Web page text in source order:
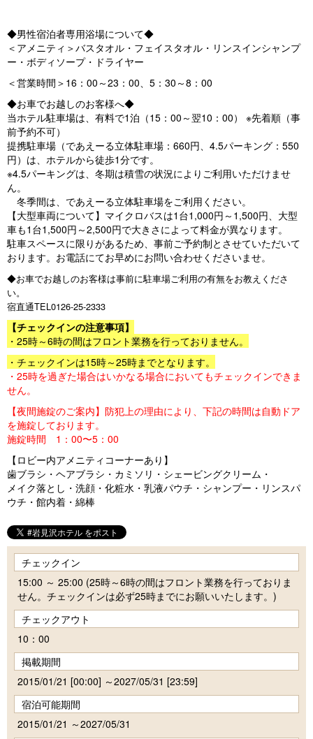
◆男性宿泊者専用浴場について◆
＜アメニティ＞バスタオル・フェイスタオル・リンスインシャンプ
ー・ボディソープ・ドライヤー
＜営業時間＞16：00～23：00、5：30～8：00
◆お車でお越しのお客様へ◆
当ホテル駐車場は、有料で1泊（15：00～翌10：00） ※先着順（事
前予約不可）
提携駐車場（であえーる立体駐車場：660円、4.5パーキング：550
円）は、ホテルから徒歩1分です。
※4.5パーキングは、冬期は積雪の状況によりご利用いただけませ
ん。
冬季間は、であえーる立体駐車場をご利用ください。
【大型車両について】マイクロバスは1台1,000円～1,500円、大型
車も1台1,500円～2,500円で大きさによって料金が異なります。
駐車スペースに限りがあるため、事前ご予約制とさせていただいて
おります。お電話にてお早めにお問い合わせくださいませ。
◆お車でお越しのお客様は事前に駐車場ご利用の有無をお教えくださ
い。
宿直通TEL0126-25-2333
【チェックインの注意事項】
・25時～6時の間はフロント業務を行っておりません。
・チェックインは15時～25時までとなります。
・25時を過ぎた場合はいかなる場合においてもチェックインできま
せん。
【夜間施錠のご案内】防犯上の理由により、下記の時間は自動ドア
を施錠しております。
施錠時間 1：00〜5：00
【ロビー内アメニティコーナーあり】
歯ブラシ・ヘアブラシ・カミソリ・シェービングクリーム・
メイク落とし・洗顔・化粧水・乳液パウチ・シャンプー・リンスパ
ウチ・館内着・綿棒
チェックイン
15:00 ～ 25:00 (25時～6時の間はフロント業務を行っておりま
せん。チェックインは必ず25時までにお願いいたします。)
チェックアウト
10：00
掲載期間
2015/01/21 [00:00] ～2027/05/31 [23:59]
宿泊可能期間
2015/01/21 ～2027/05/31